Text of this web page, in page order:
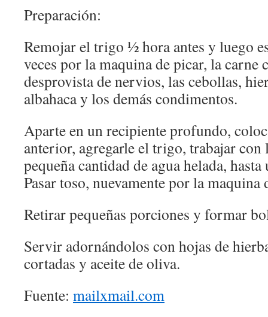
Preparación:
Remojar el trigo ½ hora antes y luego
veces por la maquina de picar, la carne
desprovista de nervios, las cebollas,
albahaca y los demás condimentos.
Aparte en un recipiente profundo,
anterior, agregarle el trigo, trabajar con
pequeña cantidad de agua helada,
Pasar toso, nuevamente por la maquina
Retirar pequeñas porciones y formar
Servir adornándolos con hojas de
cortadas y aceite de oliva.
Fuente: mailxmail.com